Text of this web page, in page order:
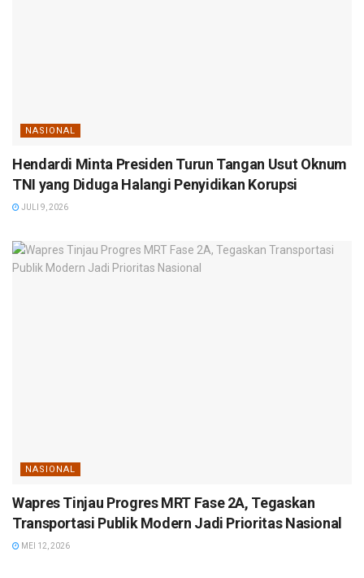
NASIONAL
Hendardi Minta Presiden Turun Tangan Usut Oknum
TNI yang Diduga Halangi Penyidikan Korupsi
JULI 9, 2026
NASIONAL
Wapres Tinjau Progres MRT Fase 2A, Tegaskan
Transportasi Publik Modern Jadi Prioritas Nasional
MEI 12, 2026